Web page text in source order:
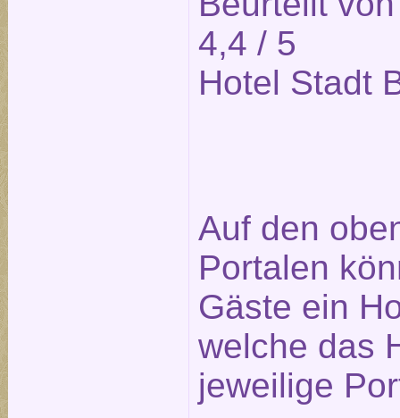
4,4 / 5
Hotel Stadt
Auf den
Portalen
Gäste ein
welche das
jeweilige